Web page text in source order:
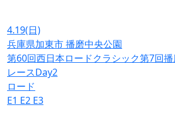
4.19(日)
兵庫県加東市 播磨中央公園
第60回西日本ロードクラシック第7回
レースDay2
ロード
E1 E2 E3